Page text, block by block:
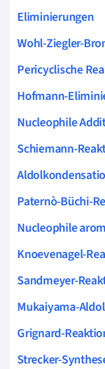
Eliminierungen
Wohl-Ziegler-
Pericyclische
Hofmann-
Nucleophile
Schiemann-
Paternò-Büchi-
Nucleophile
Knoevenagel-
Sandmeyer-
Mukaiyama-
Grignard-
Strecker-